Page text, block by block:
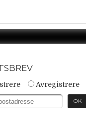
Avregistrere
OK